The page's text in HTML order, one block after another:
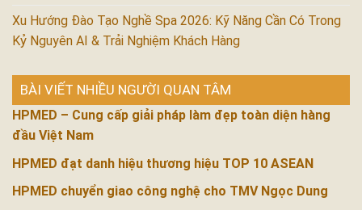
Xu Hướng Đào Tạo Nghề Spa 2026: Kỹ Năng Cần Có Trong
Kỷ Nguyên AI & Trải Nghiệm Khách Hàng
BÀI VIẾT NHIỀU NGƯỜI QUAN TÂM
HPMED – Cung cấp giải pháp làm đẹp toàn diện hàng
đầu Việt Nam
HPMED đạt danh hiệu thương hiệu TOP 10 ASEAN
HPMED chuyển giao công nghệ cho TMV Ngọc Dung